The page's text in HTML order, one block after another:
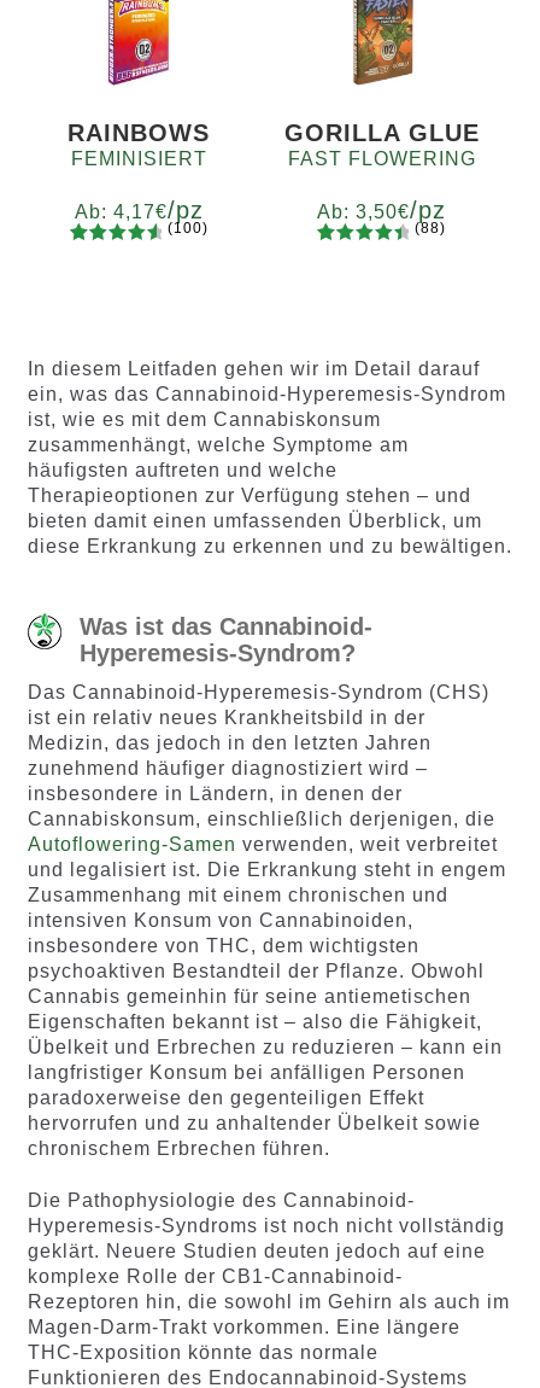
basierend
auf
Kundenb
ewertung
auf
Kundenb
ewertung
RAINBOWS
FEMINISIERT
Ab: 4,17€/pz
auf
Kundenb
ewertung
en
(100)
GORILLA GLUE
FAST FLOWERING
Ab:3,50€/pz
d auf
Kundenb
ewertung
en
(88)
In diesem Leitfaden gehen wir im Detail darauf
ein, was das Cannabinoid-Hyperemesis-Syndrom
ist, wie es mit dem Cannabiskonsum
zusammenhängt, welche Symptome am
häufigsten auftreten und welche
Therapieoptionen zur Verfügung stehen – und
bieten damit einen umfassenden Überblick, um
diese Erkrankung zu erkennen und zu bewältigen.
Was ist das Cannabinoid-
Hyperemesis-Syndrom?
Das Cannabinoid-Hyperemesis-Syndrom (CHS)
ist ein relativ neues Krankheitsbild in der
Medizin, das jedoch in den letzten Jahren
zunehmend häufiger diagnostiziert wird –
insbesondere in Ländern, in denen der
Cannabiskonsum, einschließlich derjenigen, die
Autoflowering-Samen verwenden, weit verbreitet
und legalisiert ist. Die Erkrankung steht in engem
Zusammenhang mit einem chronischen und
intensiven Konsum von Cannabinoiden,
insbesondere von THC, dem wichtigsten
psychoaktiven Bestandteil der Pflanze. Obwohl
Cannabis gemeinhin für seine antiemetischen
Eigenschaften bekannt ist – also die Fähigkeit,
Übelkeit und Erbrechen zu reduzieren – kann ein
langfristiger Konsum bei anfälligen Personen
paradoxerweise den gegenteiligen Effekt
hervorrufen und zu anhaltender Übelkeit sowie
chronischem Erbrechen führen.
Die Pathophysiologie des Cannabinoid-
Hyperemesis-Syndroms ist noch nicht vollständig
geklärt. Neuere Studien deuten jedoch auf eine
komplexe Rolle der CB1-Cannabinoid-
Rezeptoren hin, die sowohl im Gehirn als auch im
Magen-Darm-Trakt vorkommen. Eine längere
THC-Exposition könnte das normale
Funktionieren des Endocannabinoid-Systems